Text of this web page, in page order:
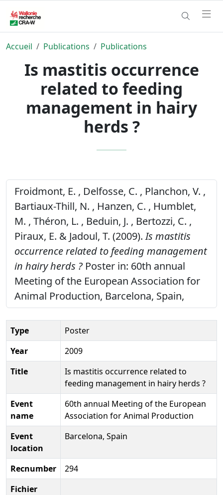
Accueil Publications Publications
Is mastitis occurrence
related to feeding
management in hairy
herds ?
Froidmont, E. , Delfosse, C. , Planchon, V. ,
Bartiaux-Thill, N. , Hanzen, C. , Humblet,
M. , Théron, L. , Beduin, J. , Bertozzi, C. ,
Piraux, E. & Jadoul, T. (2009).Is mastitis
occurrence related to feeding management
in hairy herds ? Poster in: 60th annual
Meeting of the European Association for
Animal Production, Barcelona, Spain,
Type
Poster
Year
2009
Title
Is mastitis occurrence related to
feeding management in hairy herds ?
Event
name
60th annual Meeting of the European
Association for Animal Production
Event
location
Barcelona, Spain
Recnumber
294
Fichier